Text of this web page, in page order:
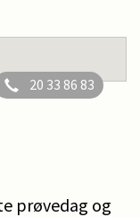
20 33 86 83
prøvedag og